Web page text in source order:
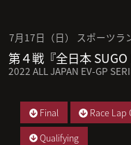
7月17日（日） スポーツラ
第４戦『全日本 SUGO
2022 ALL JAPAN EV-GP
Final Race Lap
Qualifying